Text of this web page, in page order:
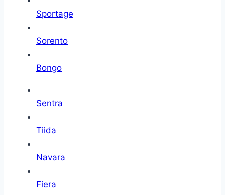
Sportage
Sorento
Bongo
Sentra
Tiida
Navara
Fiera